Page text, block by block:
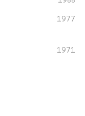
1977
1971